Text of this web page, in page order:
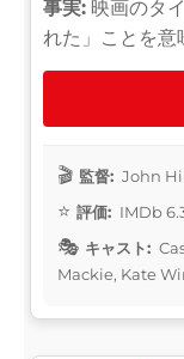
事実: 映画のタ
れた」ことを意
監督: John
評価: IMDb
キャスト:
Mackie, Kate